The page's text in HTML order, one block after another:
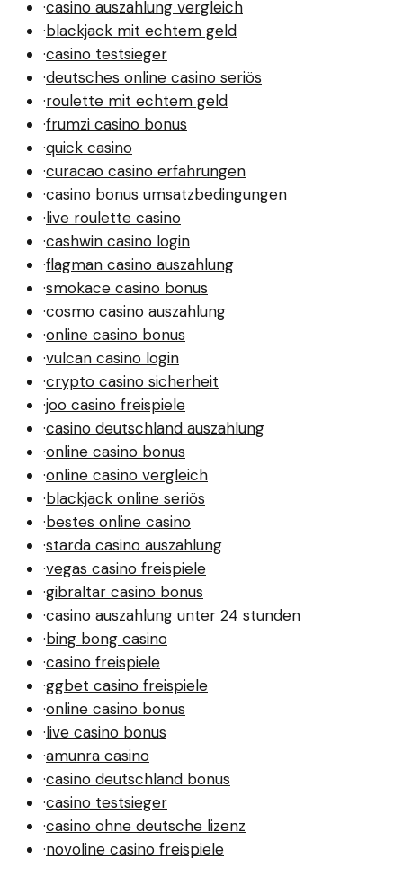
·casino auszahlung vergleich
·blackjack mit echtem geld
·casino testsieger
·deutsches online casino seriös
·roulette mit echtem geld
·frumzi casino bonus
·quick casino
·curacao casino erfahrungen
·casino bonus umsatzbedingungen
·live roulette casino
·cashwin casino login
·flagman casino auszahlung
·smokace casino bonus
·cosmo casino auszahlung
·online casino bonus
·vulcan casino login
·crypto casino sicherheit
·joo casino freispiele
·casino deutschland auszahlung
·online casino bonus
·online casino vergleich
·blackjack online seriös
·bestes online casino
·starda casino auszahlung
·vegas casino freispiele
·gibraltar casino bonus
·casino auszahlung unter 24 stunden
·bing bong casino
·casino freispiele
·ggbet casino freispiele
·online casino bonus
·live casino bonus
·amunra casino
·casino deutschland bonus
·casino testsieger
·casino ohne deutsche lizenz
·novoline casino freispiele